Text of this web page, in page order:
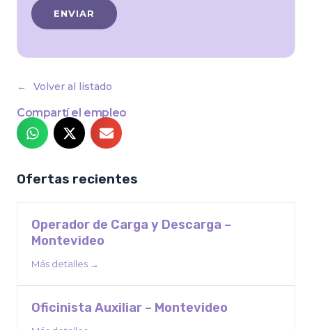
Volver al listado
Compartí el empleo
Ofertas recientes
Operador de Carga y Descarga –
Montevideo
Más detalles
Oficinista Auxiliar – Montevideo